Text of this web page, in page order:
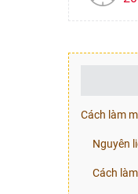
Cách làm
Nguyên
Cách